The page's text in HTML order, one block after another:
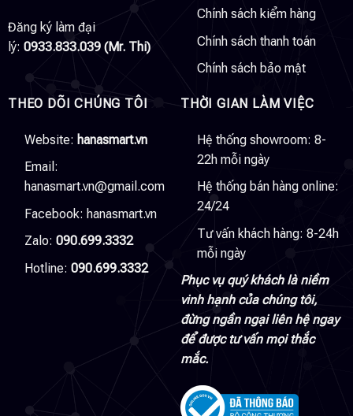
Đăng ký làm đại
lý: 0933.833.039 (Mr. Thi)
Chính sách kiểm hàng
Chính sách thanh toán
Chính sách bảo mật
THEO DÕI CHÚNG TÔI
Website: hanasmart.vn
Email:
hanasmart.vn@gmail.com
Facebook: hanasmart.vn
Zalo: 090.699.3332
Hotline: 090.699.3332
THỜI GIAN LÀM VIỆC
Hệ thống showroom: 8-
22h mỗi ngày
Hệ thống bán hàng online:
24/24
Tư vấn khách hàng: 8-24h
mỗi ngày
Phục vụ quý khách là niềm
vinh hạnh của chúng tôi,
đừng ngần ngại liên hệ ngay
để được tư vấn mọi thắc
mắc.